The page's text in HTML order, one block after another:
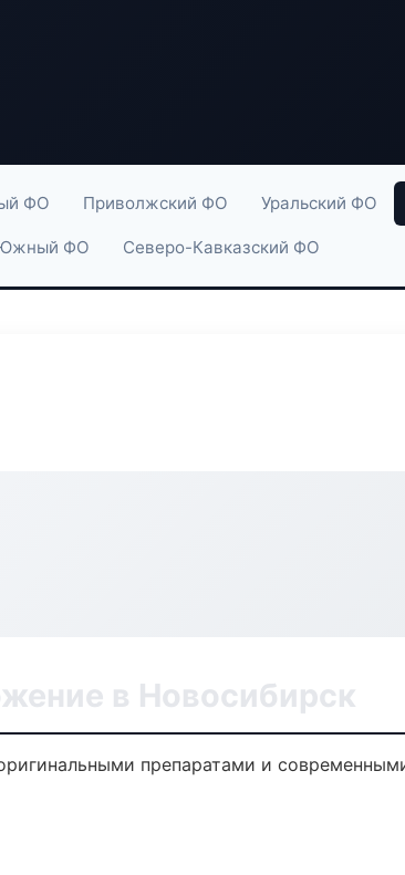
ФО Приволжский ФО Уральский ФО
ФО Северо-Кавказский ФО
в Новосибирск
препаратами и